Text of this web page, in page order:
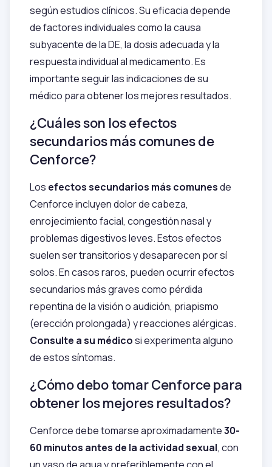
según estudios clínicos. Su eficacia depende
de factores individuales como la causa
subyacente de la DE, la dosis adecuada y la
respuesta individual al medicamento. Es
importante seguir las indicaciones de su
médico para obtener los mejores resultados.
¿Cuáles son los efectos
secundarios más comunes de
Cenforce?
Los efectos secundarios más comunesde
Cenforce incluyen dolor de cabeza,
enrojecimiento facial, congestión nasal y
problemas digestivos leves. Estos efectos
suelen ser transitorios y desaparecen por sí
solos. En casos raros, pueden ocurrir efectos
secundarios más graves como pérdida
repentina de la visión o audición, priapismo
(erección prolongada) y reacciones alérgicas.
Consulte a su médicosi experimenta alguno
de estos síntomas.
¿Cómo debo tomar Cenforce para
obtener los mejores resultados?
Cenforce debe tomarse aproximadamente30-
60 minutos antes de la actividad sexual, con